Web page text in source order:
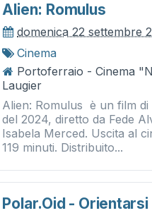
Alien: Romulus
domenica 22 settembre
Cinema
Portoferraio - Cinema
Laugier
Alien: Romulus è un film
del 2024, diretto da Fede
Isabela Merced. Uscita al
119 minuti. Distribuito...
Polar.oid - Orientarsi